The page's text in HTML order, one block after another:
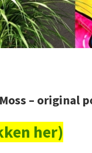
– original
her)